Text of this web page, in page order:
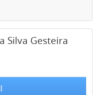
Silva Gesteira